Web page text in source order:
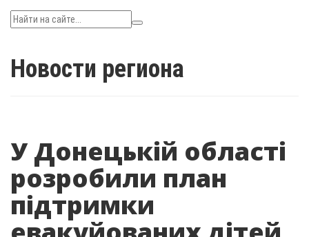
Новости региона
У Донецькій області
розробили план
підтримки